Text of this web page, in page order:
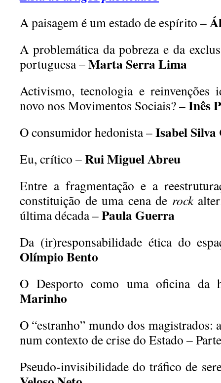
A paisagem é um estado de espírito –
A problemática da pobreza e da
portuguesa –Marta Serra Lima
Activismo, tecnologia e reinvenções
novo nos Movimentos Sociais? –Inês
O consumidor hedonista –Isabel Silva
Eu, crítico –Rui Miguel Abreu
Entre a fragmentação e a
constituição de uma cena de rock
última década –Paula Guerra
Da (ir)responsabilidade ética do
Olímpio Bento
O Desporto como uma oficina da
Marinho
O “estranho” mundo dos magistrados:
num contexto de crise do Estado –
Pseudo-invisibilidade do tráfico de